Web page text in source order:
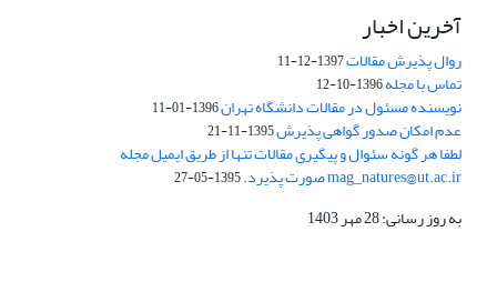
آخرین اخبار
روال پذیرش مقالات1397-12-11
تماس با مجله1396-10-12
نویسنده مسئول در مقالات دانشگاه تهران1396-01-11
عدم امکان صدور گواهی پذیرش1395-11-21
لطفا هر گونه سئوال و پیگیری مقالات تنها از طریق ایمیل مجله
mag_natures@ut.ac.ir صورت پذیرد. 1395-05-27
به روز رسانی: 28 مهر 1403